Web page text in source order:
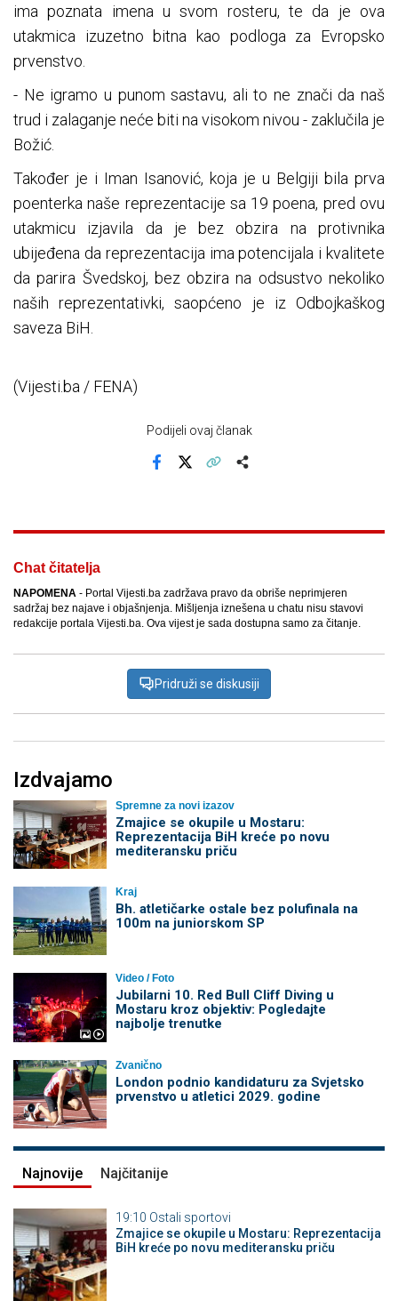
ima poznata imena u svom rosteru, te da je ova
utakmica izuzetno bitna kao podloga za Evropsko
prvenstvo.
- Ne igramo u punom sastavu, ali to ne znači da naš
trud i zalaganje neće biti na visokom nivou - zaklučila je
Božić.
Također je i Iman Isanović, koja je u Belgiji bila prva
poenterka naše reprezentacije sa 19 poena, pred ovu
utakmicu izjavila da je bez obzira na protivnika
ubijeđena da reprezentacija ima potencijala i kvalitete
da parira Švedskoj, bez obzira na odsustvo nekoliko
naših reprezentativki, saopćeno je iz Odbojkaškog
saveza BiH.
(Vijesti.ba / FENA)
Podijeli ovaj članak
Chat čitatelja
NAPOMENA - Portal Vijesti.ba zadržava pravo da obriše neprimjeren
sadržaj bez najave i objašnjenja. Mišljenja iznešena u chatu nisu stavovi
redakcije portala Vijesti.ba. Ova vijest je sada dostupna samo za čitanje.
Pridruži se diskusiji
Izdvajamo
Spremne za novi izazov
Zmajice se okupile u Mostaru:
Reprezentacija BiH kreće po novu
mediteransku priču
Kraj
Bh. atletičarke ostale bez polufinala na
100m na juniorskom SP
Video / Foto
Jubilarni 10. Red Bull Cliff Diving u
Mostaru kroz objektiv: Pogledajte
najbolje trenutke
Zvanično
London podnio kandidaturu za Svjetsko
prvenstvo u atletici 2029. godine
Najnovije Najčitanije
19:10 Ostali sportovi
Zmajice se okupile u Mostaru: Reprezentacija
BiH kreće po novu mediteransku priču